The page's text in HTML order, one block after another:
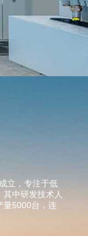
立，专注于低
中研发技术人
量5000台，连